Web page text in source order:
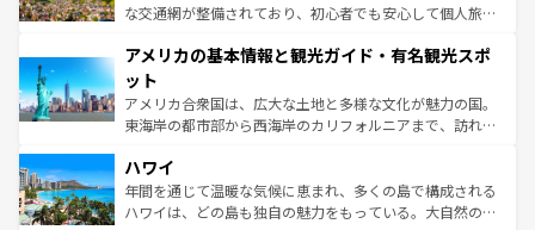
戦など、本場だからこそできる体験も豊富。イギリスを旅
ンツ一覧を参照してほしい。
な交通網が整備されており、初心者でも安心して個人旅行
の建物がそのまま残る町や、スイスならではのユニークな
博物館もあり、アルプス観光だけでなく町歩きも満喫する
ことができる。国民の所得が高いため物価も高いが、旅行
者向けの交通パス提供のサービスもあり、うまく活用すれ
着のスイス情報は
アメリカの基本情報と観光ガイド・有名観光スポ
ット
アメリカ合衆国は、広大な土地と多様な文化が魅力の国。
東海岸の都市部から西海岸のカリフォルニアまで、訪れる
のような巨大都市は、観光、ショッピング、エンターテイ
ンメントが詰まった刺激的なスポットだ。一方、アメリカ
西部には大自然が広がり、グランドキャニオンやイエロー
ハワイ
年間を通じて温暖な気候に恵まれ、多くの島で構成される
ハワイは、どの島も独自の魅力をもっている。大自然の神